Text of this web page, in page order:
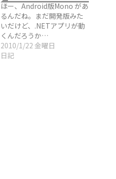
ほー、Android版Mono があ
るんだね。まだ開発版みた
いだけど、.NETアプリが動
くんだろうか…
2010/1/22 金曜日
日記